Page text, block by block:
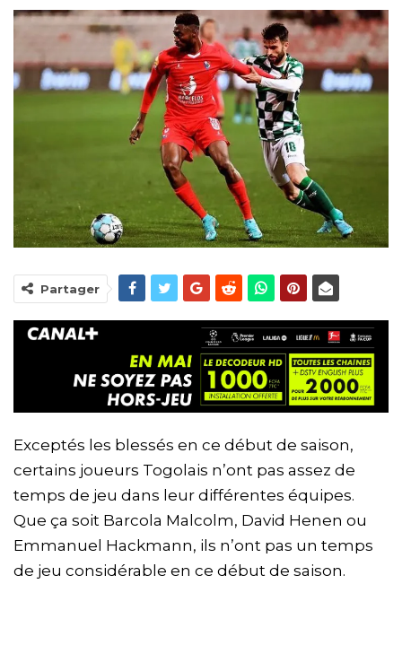
Partager
Exceptés les blessés en ce début de saison,
certains joueurs Togolais n’ont pas assez de
temps de jeu dans leur différentes équipes.
Que ça soit Barcola Malcolm, David Henen ou
Emmanuel Hackmann, ils n’ont pas un temps
de jeu considérable en ce début de saison.